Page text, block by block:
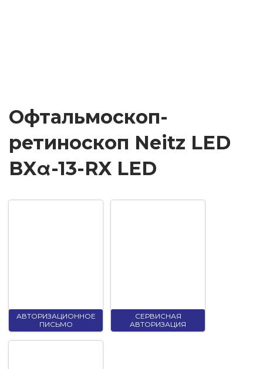
Офтальмоскоп-
ретиноскоп Neitz LED
BXα-13-RX LED
АВТОРИЗАЦИОННОЕ
ПИСЬМО
СЕРВИСНАЯ
АВТОРИЗАЦИЯ